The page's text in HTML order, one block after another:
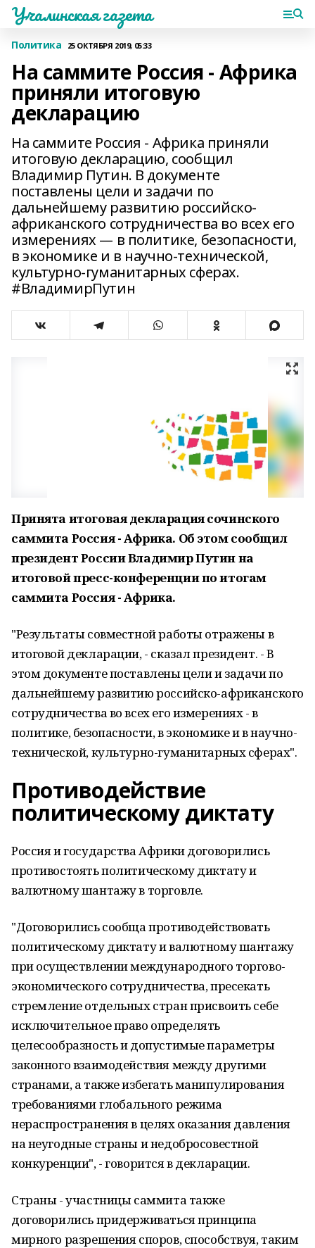
Учалинская газета
Политика 25 ОКТЯБРЯ 2019, 05:33
На саммите Россия - Африка
приняли итоговую
декларацию
На саммите Россия - Африка приняли
итоговую декларацию, сообщил
Владимир Путин. В документе
поставлены цели и задачи по
дальнейшему развитию российско-
африканского сотрудничества во всех его
измерениях — в политике, безопасности,
в экономике и в научно-технической,
культурно-гуманитарных сферах.
#ВладимирПутин
Принята итоговая декларация сочинского
саммита Россия - Африка. Об этом сообщил
президент России Владимир Путин на
итоговой пресс-конференции по итогам
саммита Россия - Африка.
"Результаты совместной работы отражены в
итоговой декларации, - сказал президент. - В
этом документе поставлены цели и задачи по
дальнейшему развитию российско-африканского
сотрудничества во всех его измерениях - в
политике, безопасности, в экономике и в научно-
технической, культурно-гуманитарных сферах".
Противодействие
политическому диктату
Россия и государства Африки договорились
противостоять политическому диктату и
валютному шантажу в торговле.
"Договорились сообща противодействовать
политическому диктату и валютному шантажу
при осуществлении международного торгово-
экономического сотрудничества, пресекать
стремление отдельных стран присвоить себе
исключительное право определять
целесообразность и допустимые параметры
законного взаимодействия между другими
странами, а также избегать манипулирования
требованиями глобального режима
нераспространения в целях оказания давления
на неугодные страны и недобросовестной
конкуренции", - говорится в декларации.
Страны - участницы саммита также
договорились придерживаться принципа
мирного разрешения споров, способствуя, таким